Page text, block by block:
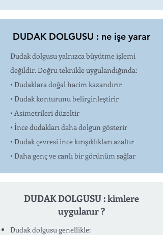
DUDAK DOLGUSU : ne işe yarar
Dudak dolgusu yalnızca büyütme işlemi
değildir. Doğru teknikle uygulandığında:
• Dudaklara doğal hacim kazandırır
• Dudak konturunu belirginleştirir
• Asimetrileri düzeltir
• İnce dudakları daha dolgun gösterir
• Dudak çevresi ince kırışıklıkları azaltır
• Daha genç ve canlı bir görünüm sağlar
DUDAK DOLGUSU : kimlere
uygulanır ?
Dudak dolgusu genellikle: